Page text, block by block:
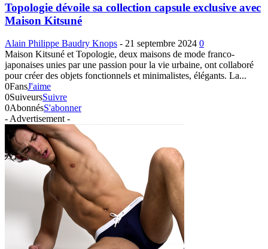
Topologie dévoile sa collection capsule exclusive avec
Maison Kitsuné
Alain Philippe Baudry Knops - 21 septembre 2024 0
Maison Kitsuné et Topologie, deux maisons de mode franco-
japonaises unies par une passion pour la vie urbaine, ont collaboré
pour créer des objets fonctionnels et minimalistes, élégants. La...
0FansJ'aime
0SuiveursSuivre
0AbonnésS'abonner
- Advertisement -